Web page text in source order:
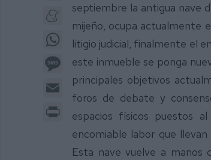
Meneame
WhatsApp
Message
Email
septiembre la antigua nave
mijeño, ocupa actualmente
litigio judicial, finalmente el
este inmueble se ponga
principales objetivos
foros de debate y
espacios físicos puestos
encomiable labor que
Esta nave vuelve a manos